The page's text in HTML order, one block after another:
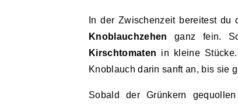
In der Zwischenzeit bereitest du
Knoblauchzehen ganz fein.
Kirschtomaten in kleine
Knoblauch darin sanft an, bis sie
Sobald der Grünkern